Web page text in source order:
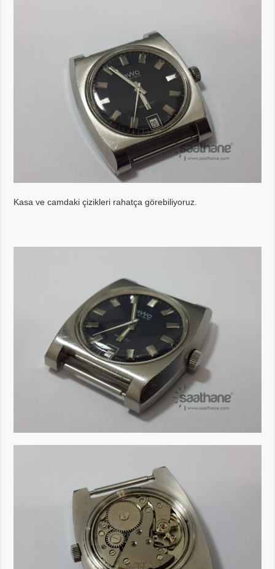
Kasa ve camdaki çizikleri rahatça görebiliyoruz.